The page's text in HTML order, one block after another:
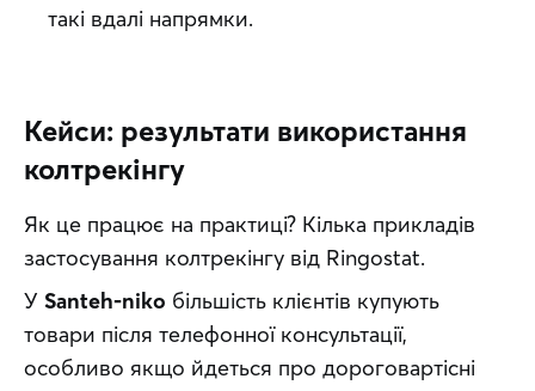
такі вдалі напрямки.
Кейси: результати використання
колтрекінгу
Як це працює на практиці? Кілька прикладів
застосування колтрекінгу від Ringostat.
У Santeh-niko більшість клієнтів купують
товари після телефонної консультації,
особливо якщо йдеться про дороговартісні